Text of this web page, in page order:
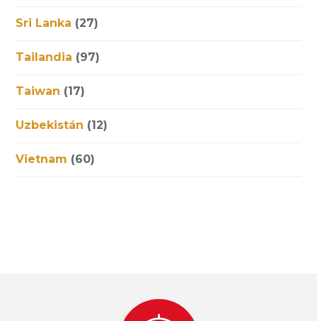
Sri Lanka (27)
Tailandia (97)
Taiwan (17)
Uzbekistán (12)
Vietnam (60)